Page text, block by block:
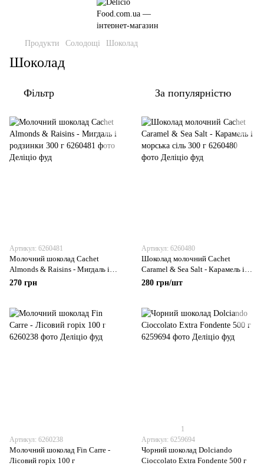
Продукти Солодощі Шоколад
Шоколад
Фільтр За популярністю
Артикул: 6260481
Молочний шоколад Cachet
Almonds & Raisins - Мигдаль і
родзинки 300 г
270 грн
Артикул: 6260480
Шоколад молочний Cachet
Caramel & Sea Salt - Карамель і
морська сіль 300 г
280 грн/шт
Артикул: 6260238
Молочний шоколад Fin Carre -
Лісовий горіх 100 г
1
Артикул: 6259694
Чорний шоколад Dolciando
Cioccolato Extra Fondente 500 г